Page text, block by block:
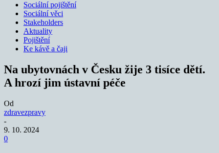
Sociální pojištění
Sociální věci
Stakeholders
Aktuality
Pojištění
Ke kávě a čaji
Na ubytovnách v Česku žije 3 tisíce dětí.
A hrozí jim ústavní péče
Od
zdravezpravy
-
9. 10. 2024
0